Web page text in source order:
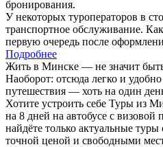
бронирования.
У некоторых туроператоров в
транспортное обслуживание.
первую очередь после
Подробнее
Жить в Минске — не значит
Наоборот: отсюда легко и
путешествия — хоть на один
Хотите устроить себе Туры из
на 8 дней на автобусе с
найдёте только актуальные
точной ценой и свободными